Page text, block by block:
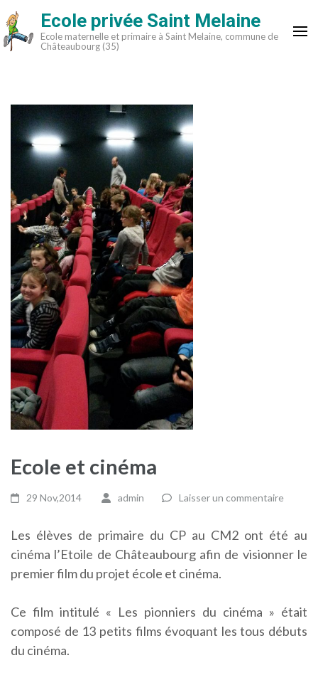
Aller
au
contenu
Ecole privée Saint Melaine
Ecole maternelle et primaire à Saint Melaine, commune de
Châteaubourg (35)
Ecole et cinéma
29 Nov,2014 admin Laisser un commentaire
Les élèves de primaire du CP au CM2 ont été au
cinéma l’Etoile de Châteaubourg afin de visionner le
premier film du projet école et cinéma.
Ce film intitulé « Les pionniers du cinéma » était
composé de 13 petits films évoquant les tous débuts
du cinéma.